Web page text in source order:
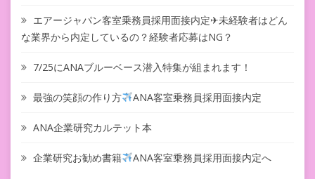
エアージャパン客室乗務員採用面接内定✈未経験者はどん
な業界から内定しているの？経験者応募はNG？
7/25にANAブルーベース潜入特集が組まれます！
最強の笑顔の作り方 ANA客室乗務員採用面接内定
ANA企業研究カルテット本
企業研究お勧め書籍 ANA客室乗務員採用面接内定へ